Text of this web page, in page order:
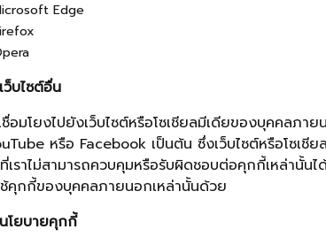
Edge
บไซต์อื่น
ชื่อมโยงไปยังเว็บไซต์หรือโซเชียลมีเดียของบุคคลภ
หรือ Facebook เป็นต้น ซึ่งเว็บไซต์หรือโซเ
ราไม่สามารถควบคุมหรือรับผิดชอบต่อคุกกี้เหล่านั้นได้
ช้คุกกี้ของบุคคลภายนอกเหล่านั้นด้วย
โยบายคุกกี้